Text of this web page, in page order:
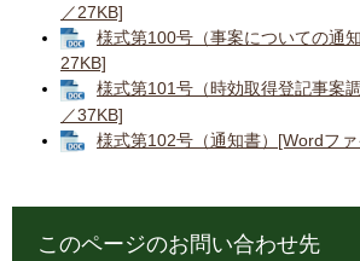
／27KB]
様式第100号（事案についての通
27KB]
様式第101号（時効取得登記事案
／37KB]
様式第102号（通知書）[Wordフ
このページのお問い合わせ先